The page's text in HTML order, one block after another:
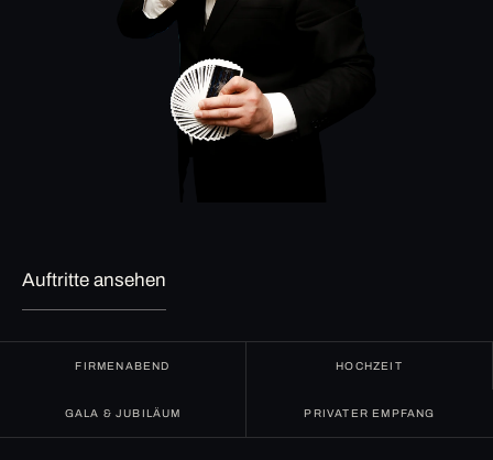
Auftritte ansehen
FIRMENABEND HOCHZEIT
GALA & JUBILÄUM PRIVATER EMPFANG